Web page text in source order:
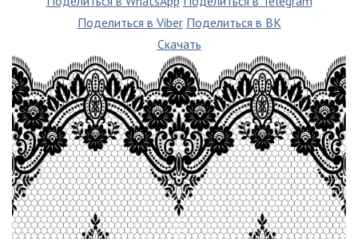
Поделиться в Viber Поделиться в ВК
Скачать